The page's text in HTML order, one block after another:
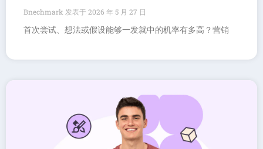
Bnechmark
2026 年 5 月 27 日
首次尝试、想法或假设能够一发就中的机率有多高？营销